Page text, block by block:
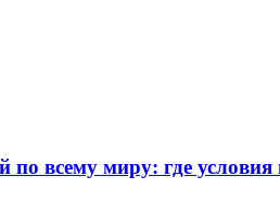
всему миру: где условия